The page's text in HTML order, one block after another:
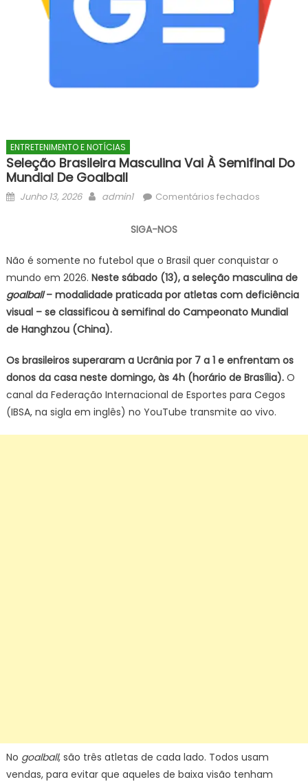
ENTRETENIMENTO E NOTÍCIAS
Seleção Brasileira Masculina Vai À Semifinal Do
Mundial De Goalball
Posted
Junho 13, 2026 Author
admin1 Comentários fechadosem
vai
à
semifinal
do
goalball
SIGA-NOS
Não é somente no futebol que o Brasil quer conquistar o
mundo em 2026. Neste sábado (13), a seleção masculina de
goalball– modalidade praticada por atletas com deficiência
visual – se classificou à semifinal do Campeonato Mundial
de Hanghzou (China).
Os brasileiros superaram a Ucrânia por 7 a 1 e enfrentam os
donos da casa neste domingo, às 4h (horário de Brasília). O
canal da Federação Internacional de Esportes para Cegos
(IBSA, na sigla em inglês) no YouTube transmite ao vivo.
No goalball, são três atletas de cada lado. Todos usam
vendas, para evitar que aqueles de baixa visão tenham